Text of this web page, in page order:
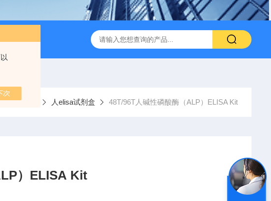
48t/96t国产ELISA试剂盒,免费代测
elisa试剂盒 人elisa试剂盒 48T/96T人碱性磷酸酶（ALP）ELISA Kit
）ELISA Kit